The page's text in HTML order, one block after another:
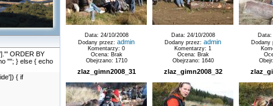
ORDER BY
""; } else { echo
{ if
Data: 24/10/2008
Dodany przez: admin
Komentarzy: 0
Ocena: Brak
Obejrzano: 1710
Data: 24/10/2008
Dodany przez: admin
Komentarzy: 1
Ocena: Brak
Obejrzano: 1640
Data:
zlaz_gimn2008_31 zlaz_gimn2008_32